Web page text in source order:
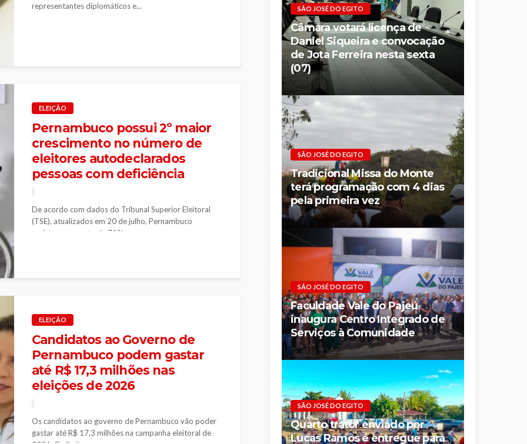
representantes diplomáticos e...
ELEIÇÃO
Pernambuco possui 2º maior
crescimento no número de
eleitores autodeclarados
pessoas com deficiência
De acordo com dados do Tribunal Superior Eleitoral
(TSE), atualizados em 20 de julho, Pernambuco
registrou aumento de 71% no...
ELEIÇÃO
Candidatos ao Governo de
Pernambuco podem gastar
até R$ 17,3 milhões nas
eleições de 2026
Os candidatos ao governo de Pernambuco vão poder
gastar até R$ 17,3 milhões na campanha eleitoral de
SÃO JOSÉ DO EGITO
Câmara votará licença de
Daniel Siqueira e convocação
de Jota Ferreira nesta sexta
(07)
SÃO JOSÉ DO EGITO
Tradicional Missa do Monte
terá programação com 4 dias
pela primeira vez
SÃO JOSÉ DO EGITO
Faculdade Vale do Pajeú
inaugura Centro Integrado de
Serviços à Comunidade
SÃO JOSÉ DO EGITO
Quarto trator enviado por
Lucas Ramos é entregue para